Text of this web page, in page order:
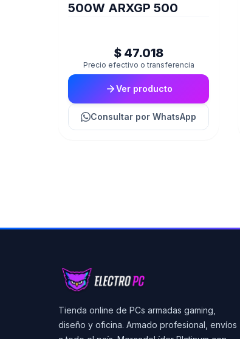
500W ARXGP 500
$ 47.018
Precio efectivo o transferencia
Ver producto
Consultar por WhatsApp
Tienda online de PCs armadas gaming,
diseño y oficina. Armado profesional, envíos